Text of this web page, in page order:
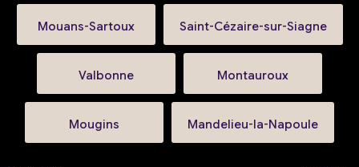
Mouans-Sartoux Saint-Cézaire-sur-Siagne
Valbonne Montauroux
Mougins Mandelieu-la-Napoule